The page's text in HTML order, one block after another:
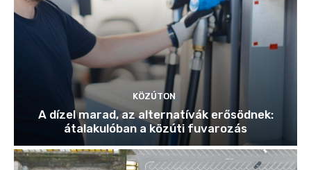
KÖZÚTON
A dízel marad, az alternatívák erősödnek:
átalakulóban a közúti fuvarozás